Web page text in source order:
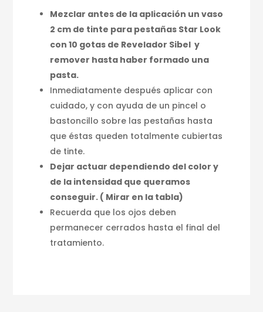
Mezclar antes de la aplicación un vaso
2 cm de tinte para pestañas Star Look
con 10 gotas de Revelador Sibel y
remover hasta haber formado una
pasta.
Inmediatamente después aplicar con
cuidado, y con ayuda de un pincel o
bastoncillo sobre las pestañas hasta
que éstas queden totalmente cubiertas
de tinte.
Dejar actuar dependiendo del color y
de la intensidad que queramos
conseguir. ( Mirar en la tabla)
Recuerda que los ojos deben
permanecer cerrados hasta el final del
tratamiento.